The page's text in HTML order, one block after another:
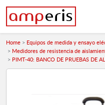
Home
Equipos de medida y ensayo
Medidores de resistencia de
PIMT-40: BANCO DE PRUEBAS DE